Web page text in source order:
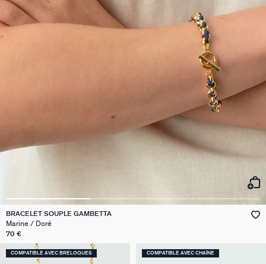
BRACELET SOUPLE GAMBETTA
Marine / Doré
70 €
COMPATIBLE AVEC BRELOQUES COMPATIBLE AVEC CHAÎNE